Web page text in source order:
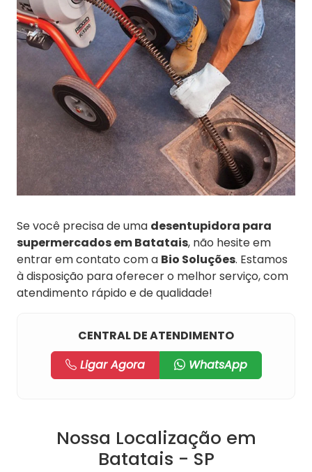
Se você precisa de uma desentupidora para
supermercados em Batatais, não hesite em
entrar em contato com a Bio Soluções. Estamos
à disposição para oferecer o melhor serviço, com
atendimento rápido e de qualidade!
CENTRAL DE ATENDIMENTO
Ligar Agora
WhatsApp
Nossa Localização em
Batatais - SP